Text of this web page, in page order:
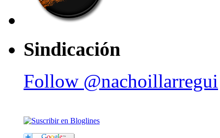
Sindicación
Follow @nachoillarregui